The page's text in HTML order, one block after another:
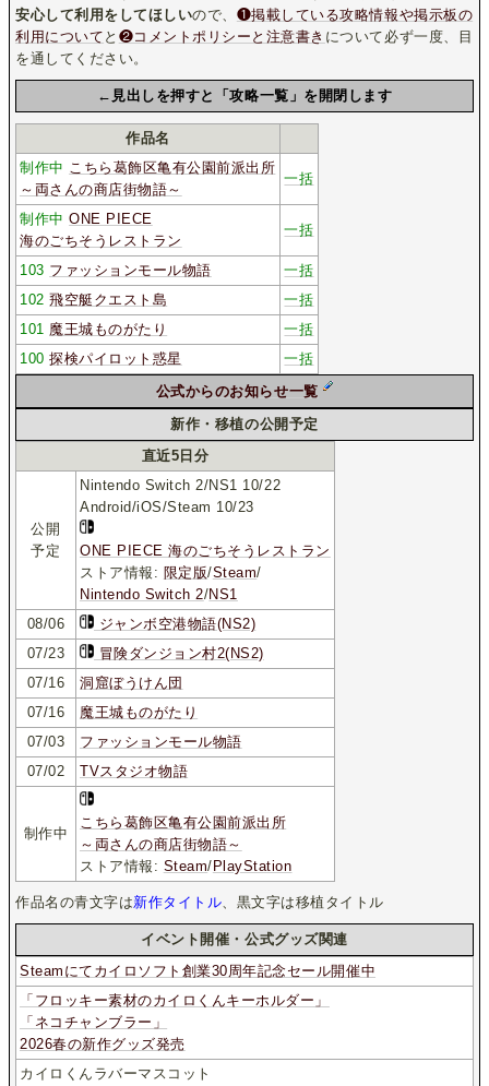
安心して利用をしてほしいので、 ❶掲載している攻略情報や掲示板の
利用について と ❷コメントポリシーと注意書き について必ず一度、目
を通してください。
←見出しを押すと「攻略一覧」を開閉します
作品名
制作中 こちら葛飾区亀有公園前派出所
～両さんの商店街物語～
一括
制作中 ONE PIECE
海のごちそうレストラン
一括
103 ファッションモール物語
一括
102 飛空艇クエスト島
一括
101 魔王城ものがたり
一括
100 探検パイロット惑星 一括
公式からのお知らせ一覧
新作・移植の公開予定
直近5日分
公開
予定
Nintendo Switch 2/NS1 10/22
Android/iOS/Steam 10/23
ONE PIECE 海のごちそうレストラン
ストア情報: 限定版/Steam/
Nintendo Switch 2/NS1
08/06
ジャンボ空港物語(NS2)
07/23
冒険ダンジョン村2(NS2)
07/16
洞窟ぼうけん団
07/16
魔王城ものがたり
07/03
ファッションモール物語
07/02
TVスタジオ物語
制作中
こちら葛飾区亀有公園前派出所
～両さんの商店街物語～
ストア情報: Steam/ PlayStation
作品名の青文字は新作タイトル、黒文字は移植タイトル
イベント開催・公式グッズ関連
Steamにてカイロソフト創業30周年記念セール開催中
「フロッキー素材のカイロくんキーホルダー」
「ネコチャンブラー」
2026春の新作グッズ発売
カイロくんラバーマスコット